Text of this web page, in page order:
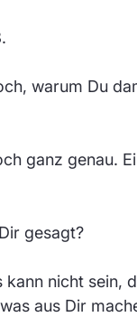
warum Du
ganz genau.
gesagt?
kann nicht sein,
aus Dir